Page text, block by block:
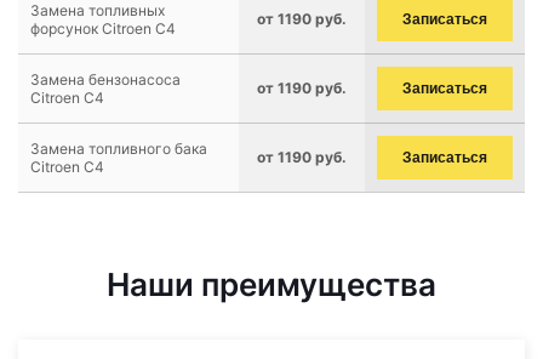
Замена топливных
форсунок Citroen C4
от 1190 руб. Записаться
Замена бензонасоса
Citroen C4
от 1190 руб. Записаться
Замена топливного бака
Citroen C4
от 1190 руб. Записаться
Наши преимущества